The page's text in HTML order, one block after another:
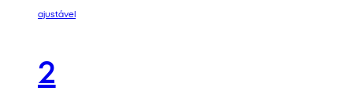
ajustável
2